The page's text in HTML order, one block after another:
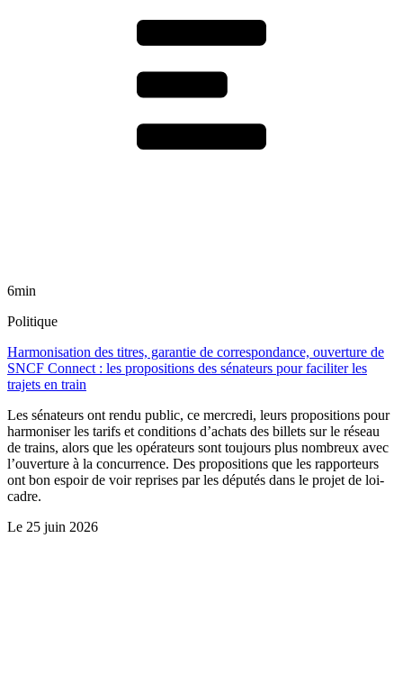
6min
Politique
Harmonisation des titres, garantie de correspondance, ouverture de
SNCF Connect : les propositions des sénateurs pour faciliter les
trajets en train
Les sénateurs ont rendu public, ce mercredi, leurs propositions pour
harmoniser les tarifs et conditions d’achats des billets sur le réseau
de trains, alors que les opérateurs sont toujours plus nombreux avec
l’ouverture à la concurrence. Des propositions que les rapporteurs
ont bon espoir de voir reprises par les députés dans le projet de loi-
cadre.
Le 25 juin 2026